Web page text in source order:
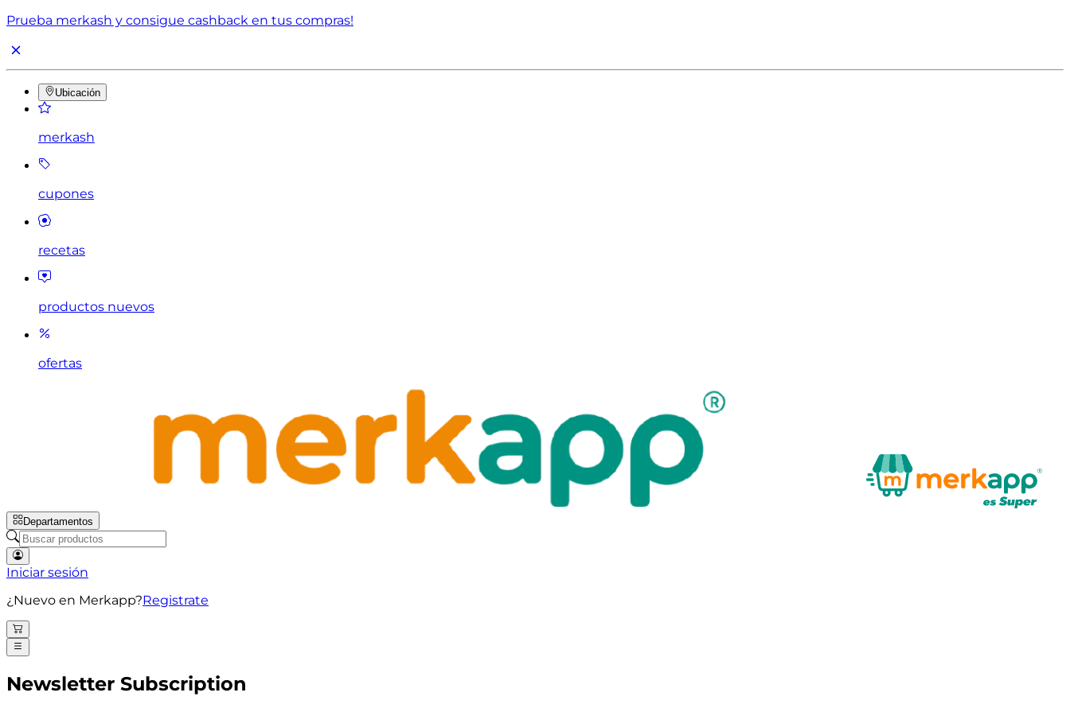
Prueba merkash y consigue cashback en tus compras!
Ubicación
merkash
cupones
recetas
productos nuevos
ofertas
Departamentos
Iniciar sesión
¿Nuevo en Merkapp?Registrate
Newsletter Subscription